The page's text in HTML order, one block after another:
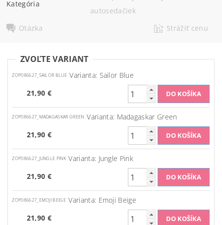
Kategória
autosedačiek
Otázka
Strážiť cenu
ZVOĽTE VARIANT
ZOP086627_SAILOR BLUE Varianta: Sailor Blue
21,90 €
ZOP086627_MADAGASKAR GREEN Varianta: Madagaskar Green
21,90 €
ZOP086627_JUNGLE PINK Varianta: Jungle Pink
21,90 €
ZOP086627_EMOJI BEIGE Varianta: Emoji Beige
21,90 €